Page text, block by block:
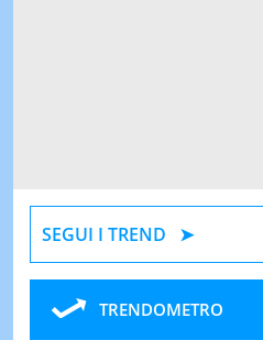
SEGUI I TREND
TRENDOMETRO